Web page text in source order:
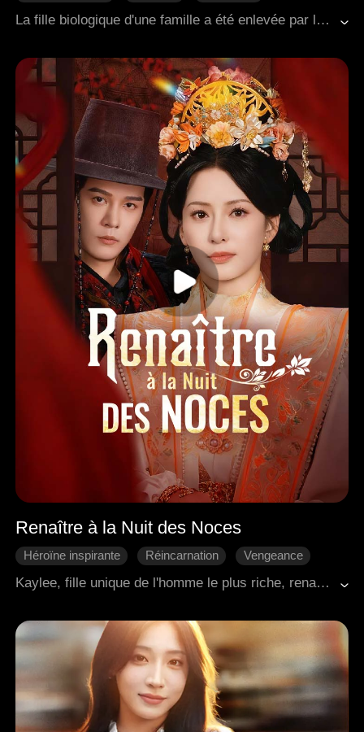
Romance moderne
La fille biologique d'une famille a été enlevée par leur fille adoptive pour tester qui la famille aimait réellement. La fille adoptive a ensuite mis le feu à un entrepôt. Dans le chaos qui s'est ensuivi, leurs parents et leur frère ont choisi de sauver la fille adoptive, laissant leur fille biologique se débrouiller seule. Dans ses derniers moments, elle vit son oncle venir à son secours. Lorsqu'elle se réveilla, elle se trouva réincarnée trois ans plus tôt. Cette fois, elle était déterminée à changer son destin.
Renaître à la Nuit des Noces
Héroïne inspirante Réincarnation
Vengeance
Kaylee, fille unique de l'homme le plus riche, renaquit la nuit de ses noces, au moment même où elle était humiliée par son marié et la femme qu'il aimait vraiment. Cette fois, elle refusa le mariage et jura de se venger pour tout reconquérir. Durant ce processus, elle trouva compréhension et soutien indéfectible auprès du Prince Leo. Finalement, elle provoqua la chute totale de la famille de ses ennemis, épousa la famille royale et partagea une vie heureuse avec Leo.